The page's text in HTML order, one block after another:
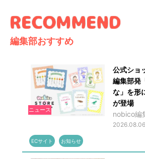
編集部おすすめ
ニュース
公式ショ
編集部発
な」を形
が登場
nobico編
2026.08.06
ECサイト お知らせ